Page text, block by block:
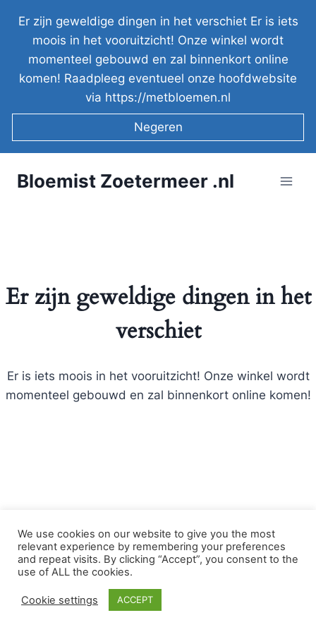
naar
inhoud
Er zijn geweldige dingen in het verschiet Er is iets
moois in het vooruitzicht! Onze winkel wordt
momenteel gebouwd en zal binnenkort online
komen! Raadpleeg eventueel onze hoofdwebsite
via https://metbloemen.nl
Negeren
Bloemist Zoetermeer .nl
Er zijn geweldige dingen in het
verschiet
Er is iets moois in het vooruitzicht! Onze winkel wordt
momenteel gebouwd en zal binnenkort online komen!
© 2026 Bloemist Zoetermeer .nl - WordPress
thema doorKadence WP
We use cookies on our website to give you the most
relevant experience by remembering your preferences
and repeat visits. By clicking “Accept”, you consent to the
use of ALL the cookies.
Cookie settings ACCEPT